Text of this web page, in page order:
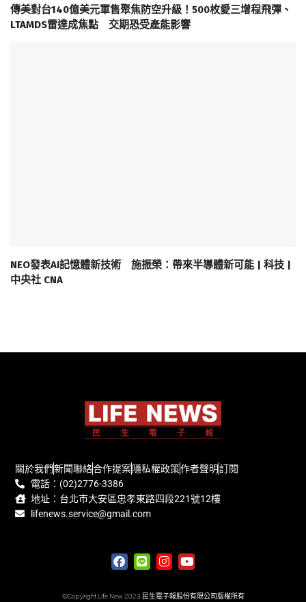
傳美對台140億美元軍售聚焦防空升級！500枚愛三增程飛彈、
LTAMDS雷達成焦點 交期恐受產能影響
NEO發表AI記憶體新技術 施振榮：帶來半導體新可能 | 科技 |
中央社 CNA
關於我們新聞聯絡合作提案隱私權政策作者聲明訂閱
電話：(02)2776-3386
地址：台北市大安區忠孝東路四段221號12樓
lifenews.service@gmail.com
©Copyright Life New 2023 民生電子報股份有限公司版權所有